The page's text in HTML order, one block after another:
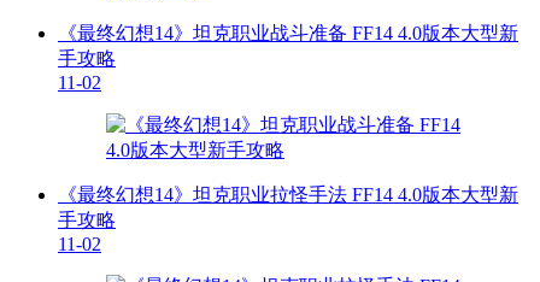
《最终幻想14》坦克职业战斗准备 FF14 4.0版本大型新
手攻略
11-02
《最终幻想14》坦克职业拉怪手法 FF14 4.0版本大型新
手攻略
11-02